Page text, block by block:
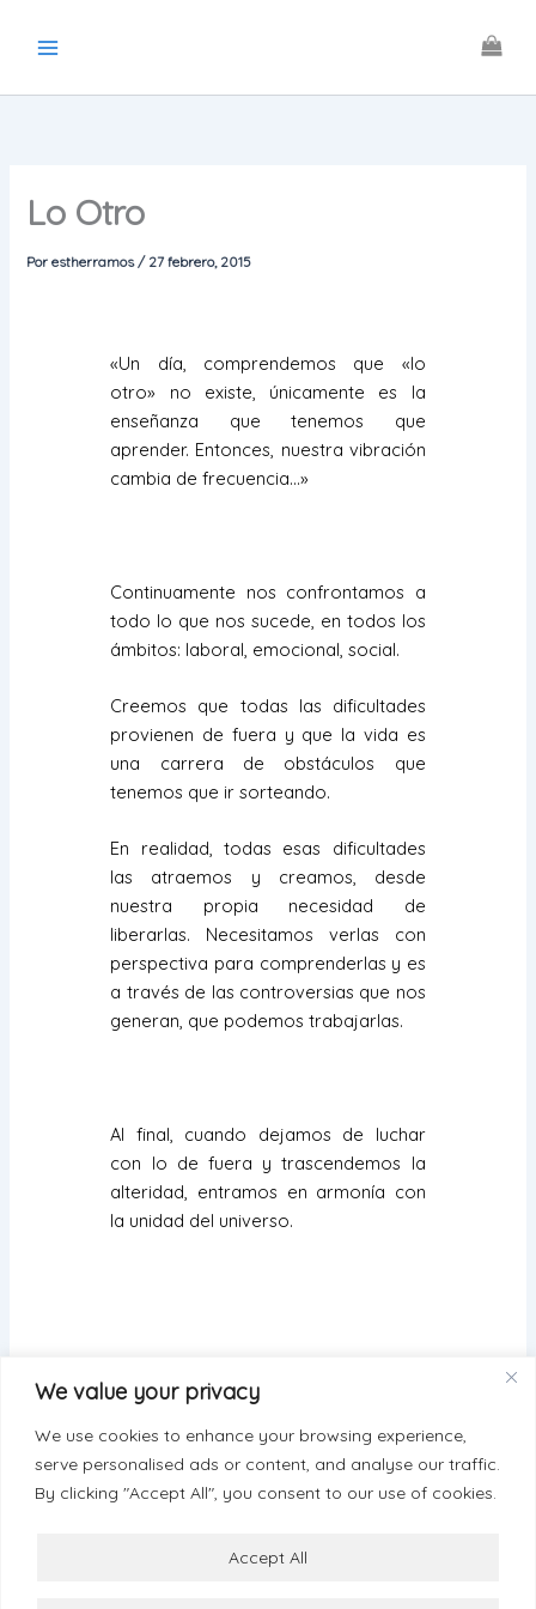
We value your privacy
We use cookies to enhance your browsing experience,
serve personalised ads or content, and analyse our traffic.
By clicking "Accept All", you consent to our use of cookies.
Accept All
Lo Otro
Porestherramos/ 27 febrero, 2015
«Un día, comprendemos que «lo
otro» no existe, únicamente es la
enseñanza que tenemos que
aprender. Entonces, nuestra vibración
cambia de frecuencia…»
Continuamente nos confrontamos a
todo lo que nos sucede, en todos los
ámbitos: laboral, emocional, social.
Creemos que todas las dificultades
provienen de fuera y que la vida es
una carrera de obstáculos que
tenemos que ir sorteando.
En realidad, todas esas dificultades
las atraemos y creamos, desde
nuestra propia necesidad de
liberarlas. Necesitamos verlas con
perspectiva para comprenderlas y es
a través de las controversias que nos
generan, que podemos trabajarlas.
Al final, cuando dejamos de luchar
con lo de fuera y trascendemos la
alteridad, entramos en armonía con
la unidad del universo.